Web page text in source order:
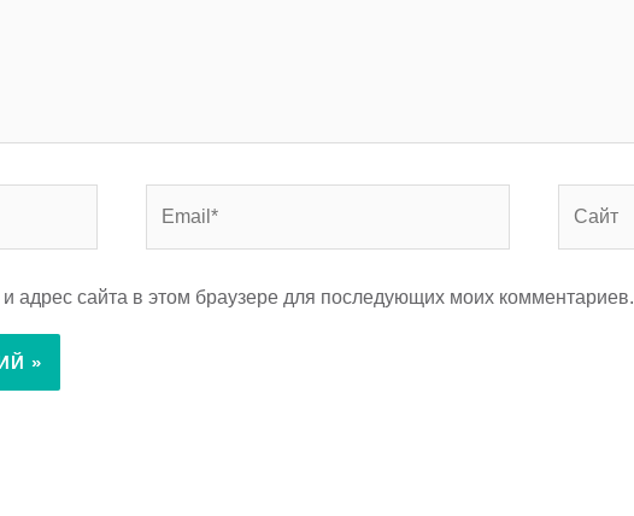
адрес сайта в этом браузере для последующих моих комментариев.